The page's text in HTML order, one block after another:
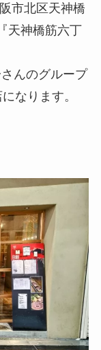
市北区天神橋
天神橋筋六丁
んのグループ
なります。